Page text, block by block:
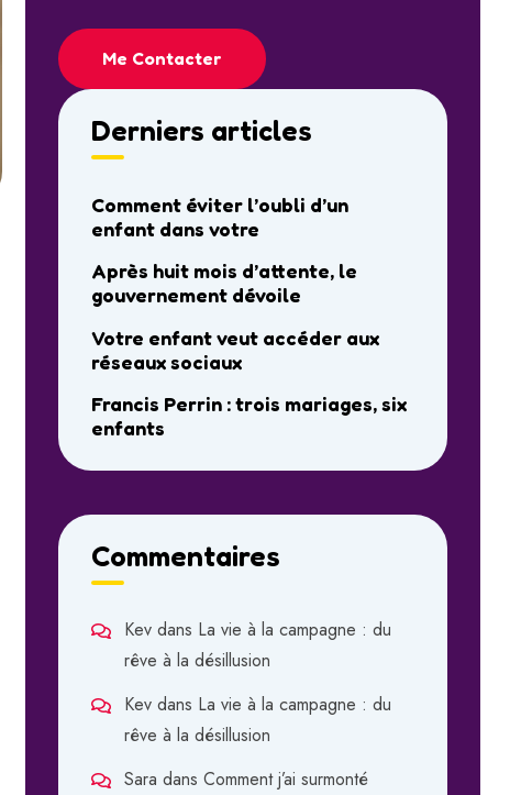
Me Contacter
Derniers articles
Comment éviter l’oubli d’un
enfant dans votre
Après huit mois d’attente, le
gouvernement dévoile
Votre enfant veut accéder aux
réseaux sociaux
Francis Perrin : trois mariages, six
enfants
Commentaires
Kev dans La vie à la campagne : du
rêve à la désillusion
Kev dans La vie à la campagne : du
rêve à la désillusion
Sara dans Comment j’ai surmonté